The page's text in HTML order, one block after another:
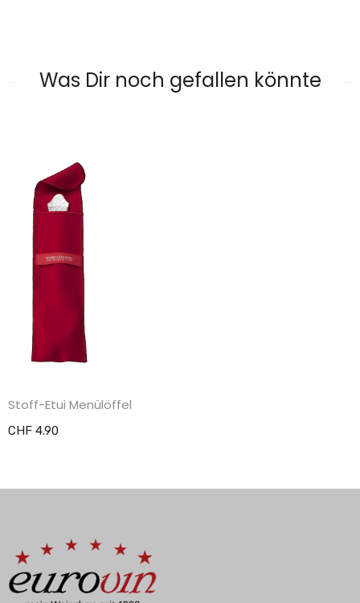
Was Dir noch gefallen könnte
Stoff-Etui Menülöffel
CHF 4.90